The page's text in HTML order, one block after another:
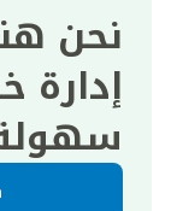
نحن
إدارة